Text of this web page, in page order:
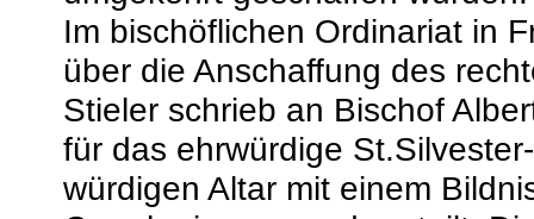
Im bischöflichen Ordinariat in
über die Anschaffung des
Stieler schrieb an Bischof
für das ehrwürdige
würdigen Altar mit einem